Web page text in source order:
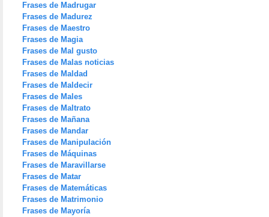
Frases de Madrugar
Frases de Madurez
Frases de Maestro
Frases de Magia
Frases de Mal gusto
Frases de Malas noticias
Frases de Maldad
Frases de Maldecir
Frases de Males
Frases de Maltrato
Frases de Mañana
Frases de Mandar
Frases de Manipulación
Frases de Máquinas
Frases de Maravillarse
Frases de Matar
Frases de Matemáticas
Frases de Matrimonio
Frases de Mayoría